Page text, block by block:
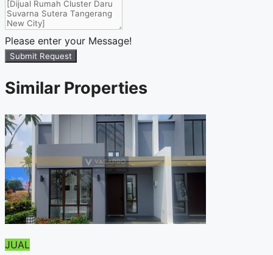
Please enter your Message!
Submit Request
Similar Properties
JUAL